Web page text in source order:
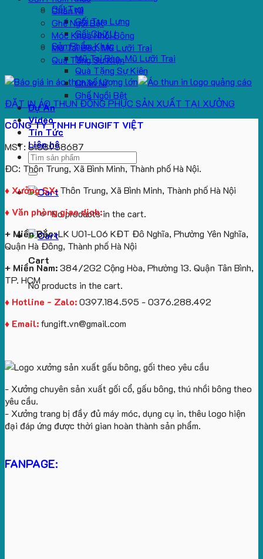
Gối Tựa
Gối Tựa Lưng
Gối Chữ U
Sản Phẩm Khác
Mũ Tai Bèo, Mũ Lưỡi Trai
Quà Tặng Sự Kiện
Chăn Nỉ
Ghế Ngồi Bệt
Dự Án
Video
Tin Tức
Liên hệ
Search
for:
No products in the cart.
Cart
No products in the cart.
Chăn Nỉ
Ghế Ngồi Bệt
Móc Khoá Nhồi Bông
Mũ Tai Bèo, Mũ Lưỡi Trai
Quà Tặng Sự Kiện
ĐẶT IN ÁO THUN ĐỒNG PHỤC SẢN XUẤT TẠI XƯỞNG
CÔNG TY TNHH FUNGIFT VIỆT
MST: 0108958687
ĐC: Thôn Trung, Xã Bình Minh, Thành phố Hà Nội.
♦ Xưởng SX: Thôn Trung, Xã Bình Minh, Thành phố Hà Nội
♦ Văn phòng giao dịch:
+ Miền Bắc:LK U01-L06 KĐT Đô Nghĩa, Phường Yên Nghĩa,
Quận Hà Đông, Thành phố Hà Nội
+ Miền Nam:384/2G2 Cộng Hòa, Phường 13. Quận Tân Bình,
TP. HCM
♦ Hotline - Zalo:0397.184.595 - 0376.288.492
♦ Email:fungift.vn@gmail.com
- Xưởng chuyên sản xuất gối cổ, gấu bông, thú nhồi bông theo
yêu cầu.
- Xưởng trang bị đầy đủ máy móc, dụng cụ in, thêu logo hiện
đại đáp ứng được thời gian hoàn thành sản phẩm.
FANPAGE: